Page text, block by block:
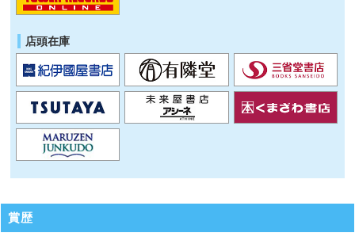
店頭在庫
賞歴